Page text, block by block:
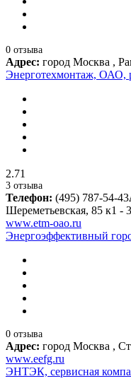
0 отзыва
Адрес: город Москва ,
Энерготехмонтаж, ОАО,
2.71
3 отзыва
Телефон: (495) 787-54-43
Шереметьевская, 85 к1 -
www.etm-oao.ru
Энергоэффективный
0 отзыва
Адрес: город Москва ,
www.eefg.ru
ЭНТЭК, сервисная